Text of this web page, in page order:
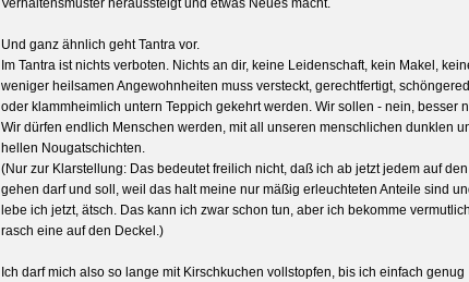
Verhaltensmuster heraussteigt und etwas Neues macht.
Und ganz ähnlich geht Tantra vor.
Im Tantra ist nichts verboten. Nichts an dir, keine Leidenschaft, kein Makel,
weniger heilsamen Angewohnheiten muss versteckt, gerechtfertigt,
oder klammheimlich untern Teppich gekehrt werden. Wir sollen - nein, besser
Wir dürfen endlich Menschen werden, mit all unseren menschlichen dunklen
hellen Nougatschichten.
(Nur zur Klarstellung: Das bedeutet freilich nicht, daß ich ab jetzt jedem auf
gehen darf und soll, weil das halt meine nur mäßig erleuchteten Anteile sind
lebe ich jetzt, ätsch. Das kann ich zwar schon tun, aber ich bekomme
rasch eine auf den Deckel.)
Ich darf mich also so lange mit Kirschkuchen vollstopfen, bis ich einfach genug